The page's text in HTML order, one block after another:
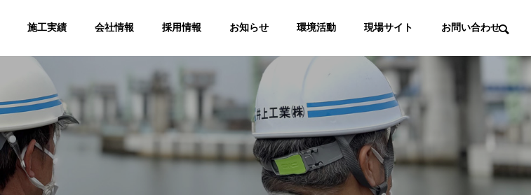
施工実績 会社情報 採用情報 お知らせ 環境活動 現場サイト お問い合わせ